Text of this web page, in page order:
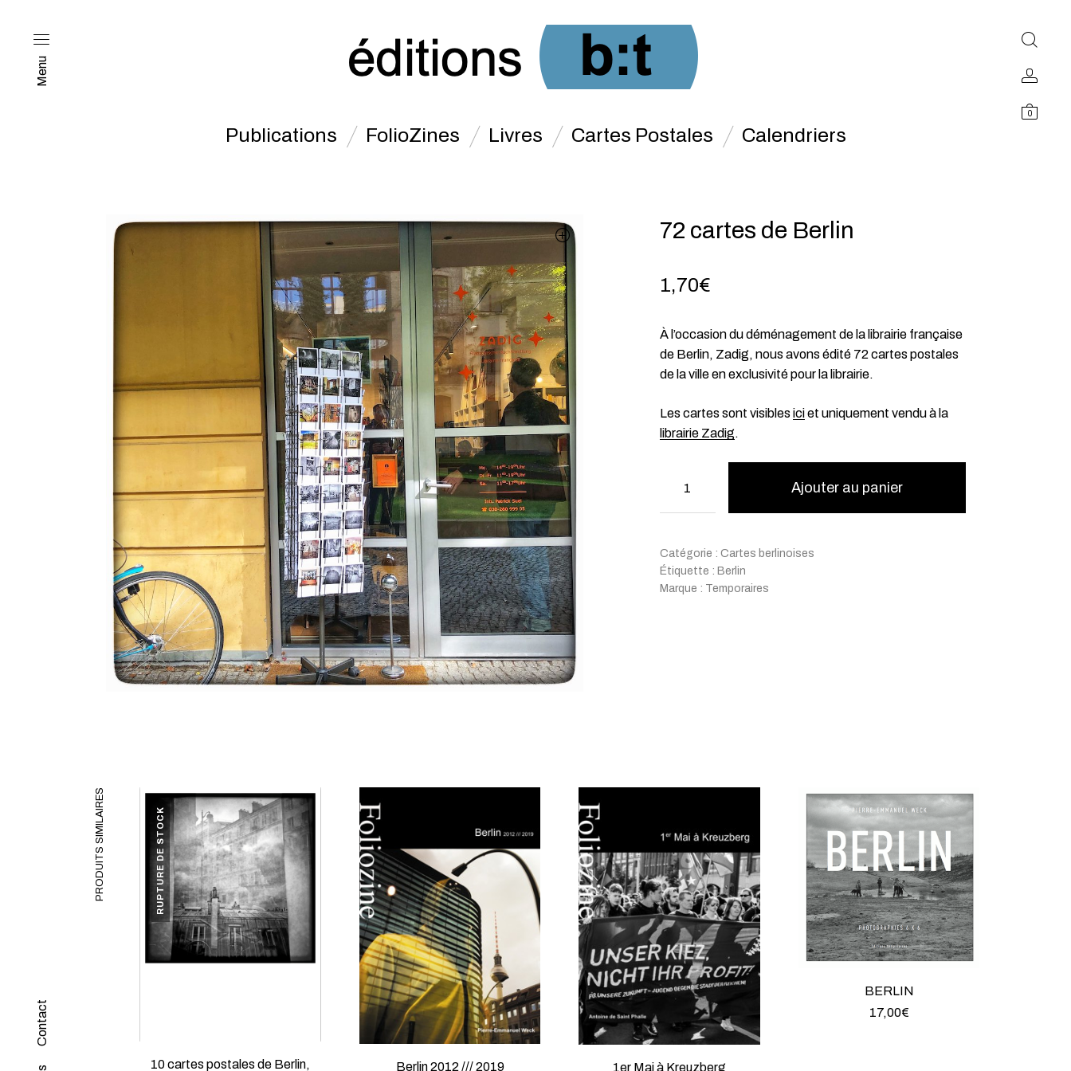
Contact
Menu
0
Publications FolioZines Livres Cartes Postales Calendriers
72 cartes de Berlin
1,70€
À l’occasion du déménagement de la librairie française
de Berlin, Zadig, nous avons édité 72 cartes postales
de la ville en exclusivité pour la librairie.
Les cartes sont visibles iciet uniquement vendu à la
librairie Zadig.
Ajouter au panier
Catégorie : Cartes berlinoises
Étiquette : Berlin
Marque : Temporaires
PRODUITS SIMILAIRES RUPTURE DE STOCK
10 cartes postales de Berlin, Berlin 2012 /// 2019 1er Mai à Kreuzberg
BERLIN
17,00€